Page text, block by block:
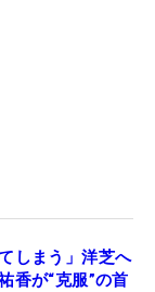
しまう」洋芝へ
香が“克服”の首